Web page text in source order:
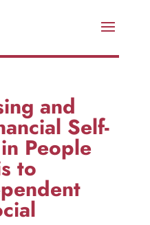
and
Self-
People
to